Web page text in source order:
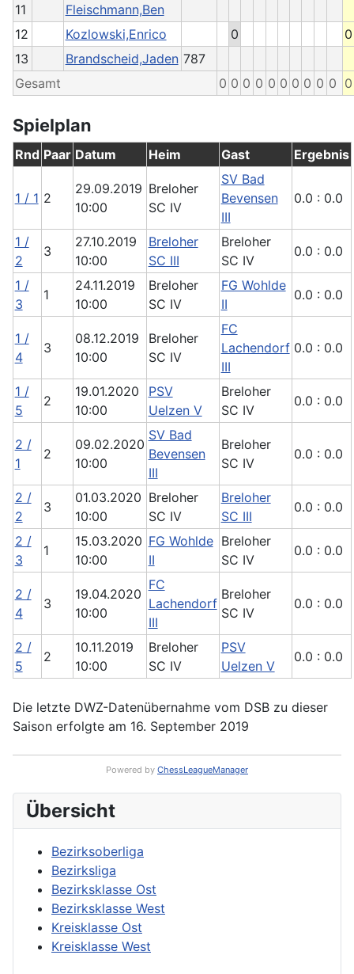
Übersicht
Bezirksoberliga
Bezirksliga
Bezirksklasse Ost
Bezirksklasse West
Kreisklasse Ost
Kreisklasse West
11
Fleischmann,Ben
12
Kozlowski,Enrico 0
0
13
Brandscheid,Jaden 787
Gesamt
0 0 0 0 0 0 0 0 0 0 0
Spielplan
Rnd Paar Datum Heim Gast Ergebnis
1 / 1 2
29.09.2019
10:00
Breloher
SC IV
SV Bad
Bevensen
III
0.0 : 0.0
1 /
2
3
27.10.2019
10:00
Breloher
SC III
Breloher
SC IV
0.0 : 0.0
1 /
3
1
24.11.2019
10:00
Breloher
SC IV
FG Wohlde
II
0.0 : 0.0
1 /
4
3
08.12.2019
10:00
Breloher
SC IV
FC
Lachendorf
III
0.0 : 0.0
1 /
5
2
19.01.2020
10:00
PSV
Uelzen V
Breloher
SC IV
0.0 : 0.0
2 /
1
2
09.02.2020
10:00
SV Bad
Bevensen
III
Breloher
SC IV
0.0 : 0.0
2 /
2
3
01.03.2020
10:00
Breloher
SC IV
Breloher
SC III
0.0 : 0.0
2 /
3
1
15.03.2020
10:00
FG Wohlde
II
Breloher
SC IV
0.0 : 0.0
2 /
4
3
19.04.2020
10:00
FC
Lachendorf
III
Breloher
SC IV
0.0 : 0.0
2 /
5
2
10.11.2019
10:00
Breloher
SC IV
PSV
Uelzen V
0.0 : 0.0
Die letzte DWZ-Datenübernahme vom DSB zu dieser
Saison erfolgte am 16. September 2019
Powered by ChessLeagueManager